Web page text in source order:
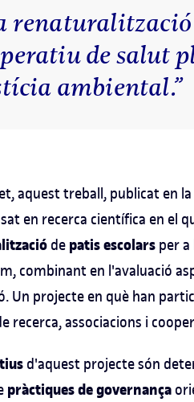
renaturalització
de salut
ambiental.”
aquest treball, publicat en la
en recerca científica en el
de patis escolars per a
combinant en l'avaluació
Un projecte en què han
recerca, associacions i
d'aquest projecte són
pràctiques de governança